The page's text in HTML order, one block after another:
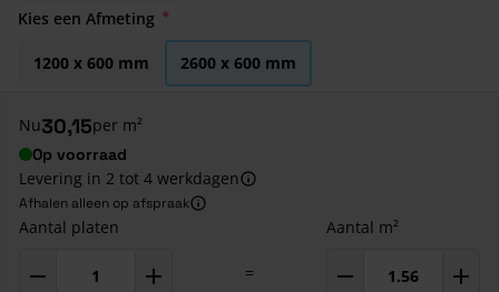
Kies een Afmeting
1200 x 600 mm 2600 x 600 mm
Nu30,15per m²
Op voorraad
Levering in 2 tot 4 werkdagen
Afhalen alleen op afspraak
Aantal platen
=
Aantal m²